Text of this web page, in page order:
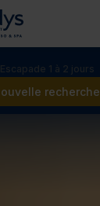
Escapade 1 à 2 jours
Nouvelle recherche